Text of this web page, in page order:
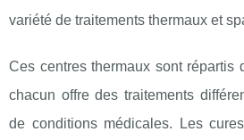
variété de traitements thermaux et
Ces centres thermaux sont répartis
chacun offre des traitements
de conditions médicales. Les